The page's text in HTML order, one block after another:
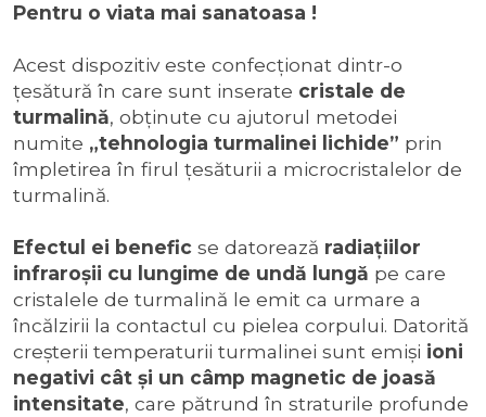
Pentru o viata mai sanatoasa !
Acest dispozitiv este confecționat dintr-o
țesătură în care sunt inserate cristale de
turmalină, obținute cu ajutorul metodei
numite „tehnologia turmalinei lichide” prin
împletirea în firul ţesăturii a microcristalelor de
turmalină.
Efectul ei benefic se datorează radiaţiilor
infraroşii cu lungime de undă lungă pe care
cristalele de turmalină le emit ca urmare a
încălzirii la contactul cu pielea corpului. Datorită
creșterii temperaturii turmalinei sunt emiși ioni
negativi cât şi un câmp magnetic de joasă
intensitate, care pătrund în straturile profunde